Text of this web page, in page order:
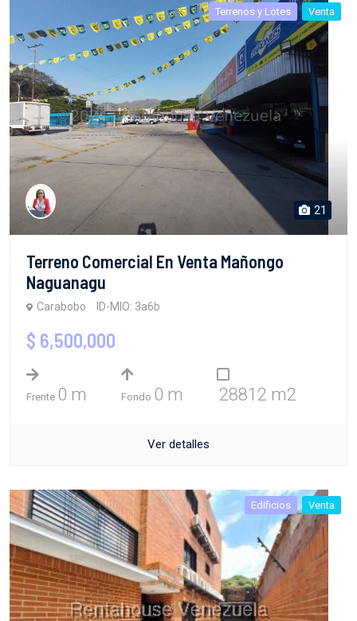
Terrenos y Lotes Venta
21
Terreno Comercial En Venta Mañongo
Naguanagu
Carabobo ID-MIO: 3a6b
$ 6,500,000
Frente 0 m Fondo 0 m 28812 m2
Ver detalles
Edificios Venta